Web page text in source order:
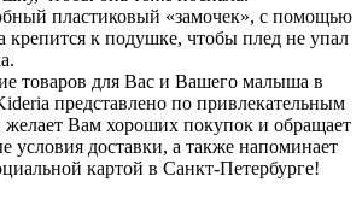
пластиковый «замочек», с помощью
крепится к подушке, чтобы плед не упал
товаров для Вас и Вашего малыша в
представлено по привлекательным
Вам хороших покупок и обращает
условия доставки, а также напоминает
картой в Санкт-Петербурге!